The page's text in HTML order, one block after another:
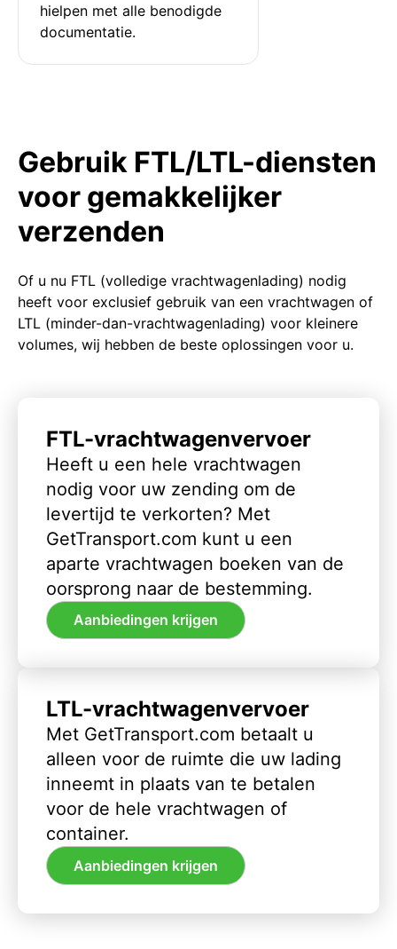
hielpen met alle benodigde
documentatie.
Gebruik FTL/LTL-diensten
voor gemakkelijker
verzenden
Of u nu FTL (volledige vrachtwagenlading) nodig
heeft voor exclusief gebruik van een vrachtwagen of
LTL (minder-dan-vrachtwagenlading) voor kleinere
volumes, wij hebben de beste oplossingen voor u.
FTL-vrachtwagenvervoer
Heeft u een hele vrachtwagen
nodig voor uw zending om de
levertijd te verkorten? Met
GetTransport.com kunt u een
aparte vrachtwagen boeken van de
oorsprong naar de bestemming.
Aanbiedingen krijgen
LTL-vrachtwagenvervoer
Met GetTransport.com betaalt u
alleen voor de ruimte die uw lading
inneemt in plaats van te betalen
voor de hele vrachtwagen of
container.
Aanbiedingen krijgen